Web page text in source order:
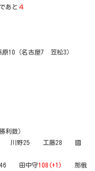
あと ４
原10（名古屋7 笠松3）
利数）
川野25 工藤28 國
田中守108(+1)
那俄